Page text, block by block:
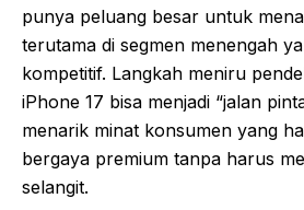
punya peluang besar untuk
terutama di segmen menengah
kompetitif. Langkah meniru
iPhone 17 bisa menjadi “jalan
menarik minat konsumen yang
bergaya premium tanpa harus
selangit.